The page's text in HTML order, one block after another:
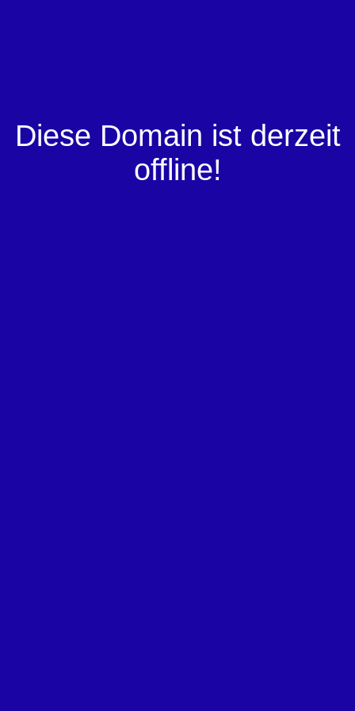
Diese Domain ist derzeit
offline!